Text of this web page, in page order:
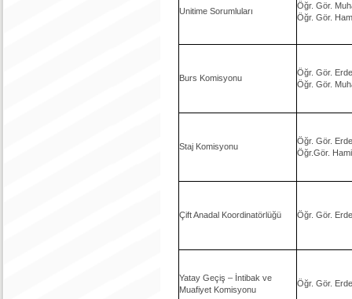
Unitime Sorumluları
Öğr. Gör.
Öğr. Gör.
Burs Komisyonu
Öğr. Gör.
Öğr. Gör.
Staj Komisyonu
Öğr. Gör.
Öğr.Gör.
Çift Anadal Koordinatörlüğü Öğr. Gör.
Yatay Geçiş – İntibak ve
Muafiyet Komisyonu
Öğr. Gör.